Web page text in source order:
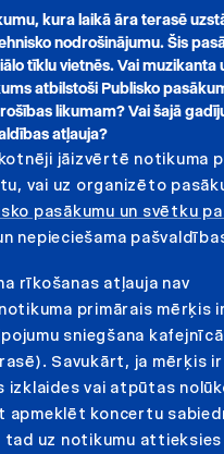
kura laikā āra terasē
nodrošinājumu. Šis
tīklu vietnēs. Vai muzikanta
atbilstoši Publisko
likumam? Vai šajā
atļauja?
jāizvērtē notikuma
vai uz organizēto
pasākumu un svētku
nepieciešama
rīkošanas atļauja nav
primārais mērķis
sniegšana
Savukārt, ja mērķis
izklaides vai atpūtas
apmeklēt koncertu
tad uz notikumu attieksies